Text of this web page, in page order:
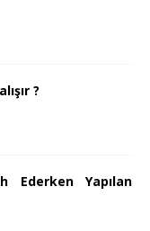
?
Ederken Yapılan